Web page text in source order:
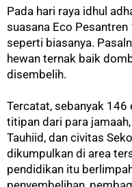
Pada hari raya idhul
suasana Eco
seperti biasanya.
hewan ternak baik
disembelih.
Tercatat, sebanyak
titipan dari para
Tauhiid, dan civitas
dikumpulkan di area
pendidikan itu